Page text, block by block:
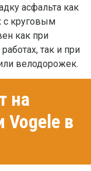
асфальта как
с круговым
как при
так и при
велодорожек.
на
Vogele в